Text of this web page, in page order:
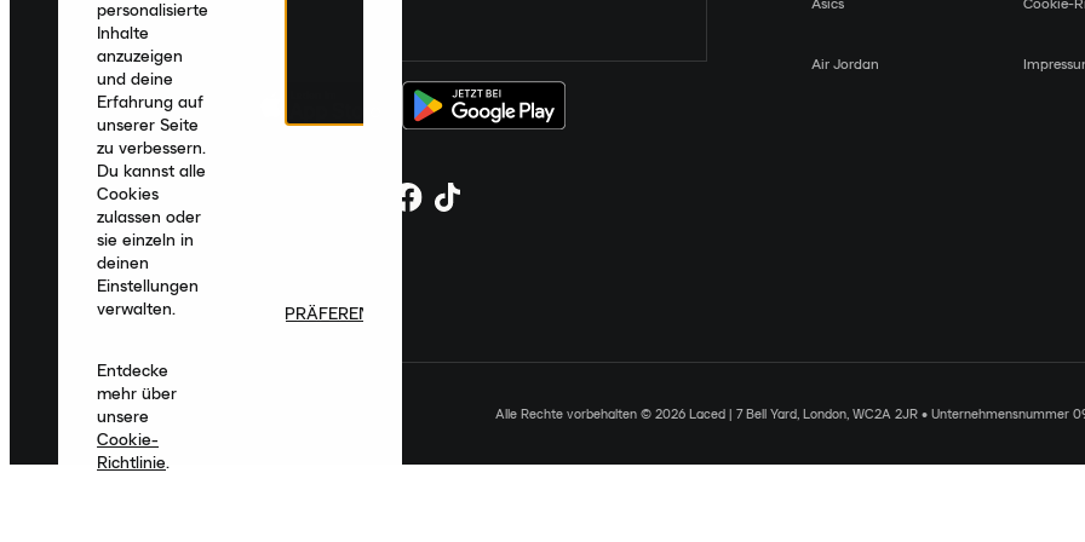
Air Jordan
Alle Rechte vorbehalten © 2026 Laced | 7 Bell Yard, London, WC2A 2JR • Unternehmensnummer
personalisierte
Inhalte
anzuzeigen
und deine
Erfahrung auf
unserer Seite
zu verbessern.
Du kannst alle
Cookies
zulassen oder
sie einzeln in
deinen
Einstellungen
verwalten.
Entdecke
mehr über
unsere
Cookie-
Richtlinie.
PRÄFERENZEN